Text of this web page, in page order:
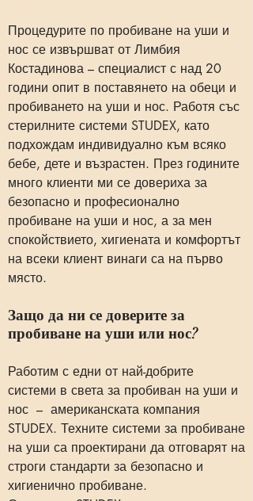
Процедурите по пробиване на уши и
нос се извършват от Лимбия
Костадинова – специалист с над 20
години опит в поставянето на обеци и
пробиването на уши и нос. Работя със
стерилните системи STUDEX, като
подхождам индивидуално към всяко
бебе, дете и възрастен. През годините
много клиенти ми се довериха за
безопасно и професионално
пробиване на уши и нос, а за мен
спокойствието, хигиената и комфортът
на всеки клиент винаги са на първо
място.
Защо да ни се доверите за
пробиване на уши или нос?
Работим с едни от най-добрите
системи в света за пробиван на уши и
нос – американската компания
STUDEX. Техните системи за пробиване
на уши са проектирани да отговарят на
строги стандарти за безопасно и
хигиенично пробиване.